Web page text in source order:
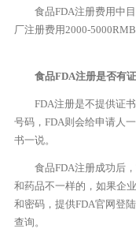
食品FDA注册费用中目
厂注册费用2000-
食品FDA注册是否有证
FDA注册是不提供证书
号码，FDA则会给申请人
书一说。
食品FDA注册成功后，
和药品不一样的，如果企
和密码，提供FDA官网登
查询。